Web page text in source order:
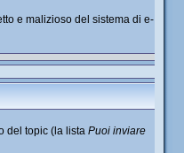
e malizioso del sistema di e-
del topic (la lista Puoi inviare